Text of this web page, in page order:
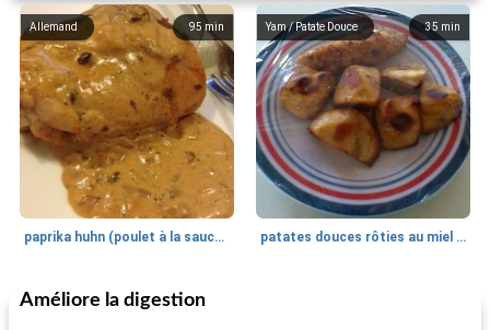
95 min
Allemand
paprika huhn (poulet à la sauce paprika).
35 min
Yam / Patate Douce
patates douces rôties au miel / kumara
25min
Petit déjeuner et brunch
Améliore la digestion